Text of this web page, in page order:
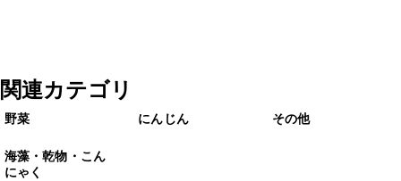
関連カテゴリ
野菜 にんじん その他
海藻・乾物・こん
にゃく